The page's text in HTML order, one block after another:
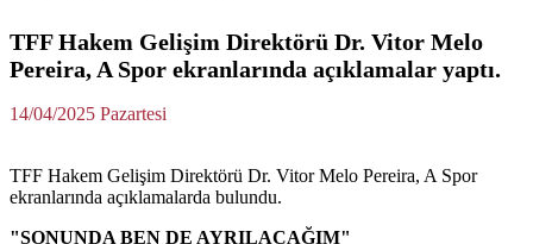
TFF Hakem Gelişim Direktörü Dr. Vitor Melo
Pereira, A Spor ekranlarında açıklamalar yaptı.
14/04/2025 Pazartesi
TFF Hakem Gelişim Direktörü Dr. Vitor Melo Pereira, A Spor
ekranlarında açıklamalarda bulundu.
"SONUNDA BEN DE AYRILACAĞIM"